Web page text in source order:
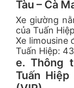
Tàu – Cà
Xe giường
của Tuấn
Xe limousine
Tuấn Hiệp:
e. Thông
Tuấn